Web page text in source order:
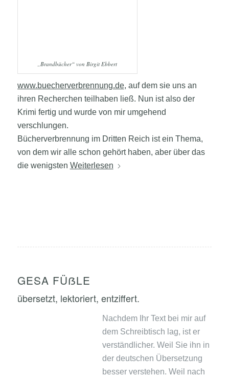
„Brandbücher“ von Birgit Ebbert
www.buecherverbrennung.de, auf dem sie uns an
ihren Recherchen teilhaben ließ. Nun ist also der
Krimi fertig und wurde von mir umgehend
verschlungen.
Bücherverbrennung im Dritten Reich ist ein Thema,
von dem wir alle schon gehört haben, aber über das
die wenigsten Weiterlesen
GESA FÜẞLE
übersetzt, lektoriert, entziffert.
Nachdem Ihr Text bei mir auf
dem Schreibtisch lag, ist er
verständlicher. Weil Sie ihn in
der deutschen Übersetzung
besser verstehen. Weil nach